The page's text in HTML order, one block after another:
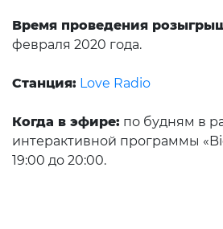
Время проведения
февраля 2020 года.
Станция: Love Radio
Когда в эфире: по будням в
интерактивной программы
19:00 до 20:00.